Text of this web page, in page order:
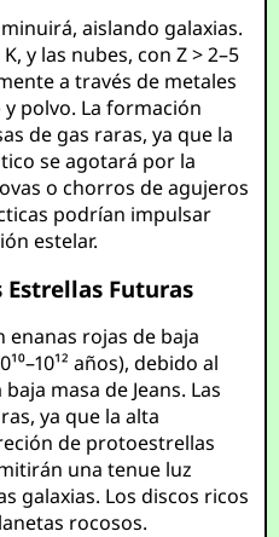
aislando galaxias.
y las nubes, con Z > 2–5
a través de metales
y polvo. La formación
de gas raras, ya que la
se agotará por la
o chorros de agujeros
podrían impulsar
estelar.
Futuras
enanas rojas de baja
años), debido al
masa de Jeans. Las
ya que la alta
de protoestrellas
una tenue luz
galaxias. Los discos ricos
rocosos.